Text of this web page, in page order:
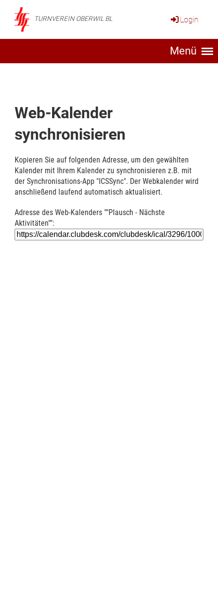
TURNVEREIN OBERWIL BL Login
Menü
Web-Kalender
synchronisieren
Kopieren Sie auf folgenden Adresse, um den gewählten
Kalender mit Ihrem Kalender zu synchronisieren z.B. mit
der Synchronisations-App "ICSSync". Der Webkalender wird
anschließend laufend automatisch aktualisiert.
Adresse des Web-Kalenders ""Plausch - Nächste
Aktivitäten"":